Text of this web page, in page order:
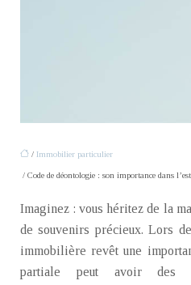
/ Immobilier particulier
/ Code de déontologie : son importance dans
Imaginez : vous héritez de la
de souvenirs précieux. Lors
immobilière revêt une
partiale peut avoir des